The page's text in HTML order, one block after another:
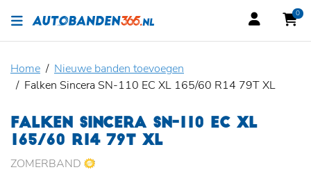
0
Home
Nieuwe banden toevoegen
Falken Sincera SN-110 EC XL 165/60 R14 79T XL
FALKEN SINCERA SN-110 EC XL
165/60 R14 79T XL
ZOMERBAND